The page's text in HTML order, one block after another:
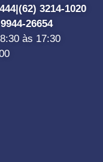
(62) 3214-1020
26654
às 17:30